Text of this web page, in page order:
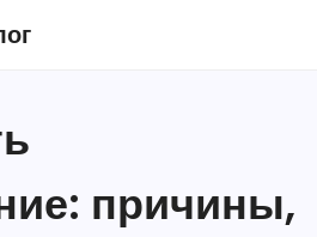
причины,